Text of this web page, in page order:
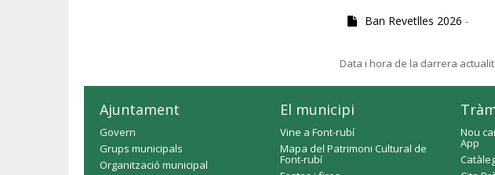
Ban Revetlles 2026-
Data i hora de la darrera
Ajuntament
Govern
Grups municipals
Organització municipal
El municipi
Vine a Font-rubí
Mapa del Patrimoni Cultural de
Font-rubí
Nou
App